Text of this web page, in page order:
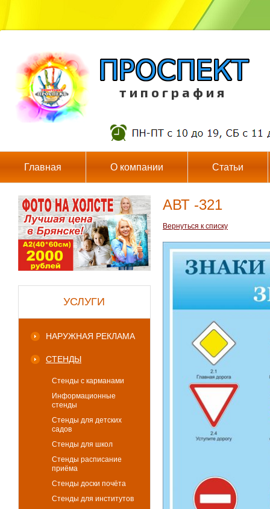
т и п о г р а ф и я
Главная О компании Статьи
УСЛУГИ
НАРУЖНАЯ РЕКЛАМА
СТЕНДЫ
Стенды с карманами
Информационные
стенды
Стенды для детских
садов
Стенды для школ
Стенды расписание
приёма
Стенды доски почёта
Стенды для институтов
АВТ -321
Вернуться к списку